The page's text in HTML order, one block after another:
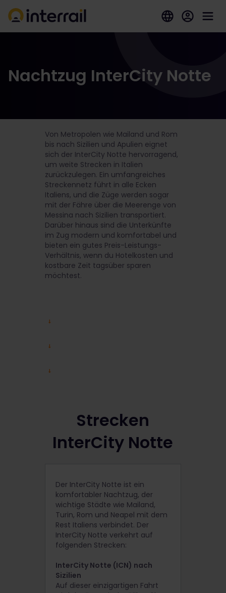
Nachtzug InterCity Notte
Von Metropolen wie Mailand und Rom
bis nach Sizilien und Apulien eignet
sich der InterCity Notte hervorragend,
um weite Strecken in Italien
zurückzulegen. Ein umfangreiches
Streckennetz führt in alle Ecken
Italiens, und die Züge werden sogar
mit der Fähre über die Meerenge von
Messina nach Sizilien transportiert.
Darüber hinaus sind die Unterkünfte
im Zug modern und komfortabel und
bieten ein gutes Preis-Leistungs-
Verhältnis, wenn du Hotelkosten und
kostbare Zeit tagsüber sparen
möchtest.
Strecken
InterCity Notte
Der InterCity Notte ist ein
komfortabler Nachtzug, der
wichtige Städte wie Mailand,
Turin, Rom und Neapel mit dem
Rest Italiens verbindet. Der
InterCity Notte verkehrt auf
folgenden Strecken:
InterCity Notte (ICN) nach
Sizilien
Auf dieser einzigartigen Fahrt